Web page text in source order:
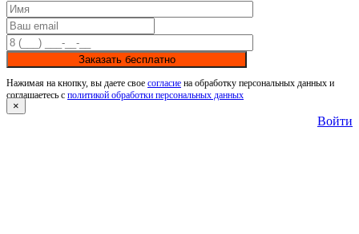
Заказать бесплатно
Нажимая на кнопку, вы даете свое согласие на обработку персональных данных и
соглашаетесь с политикой обработки персональных данных
×
Войти